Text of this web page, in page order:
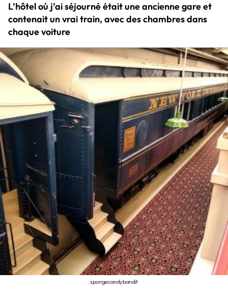
L’hôtel où j’ai séjourné était une ancienne gare et
contenait un vrai train, avec des chambres dans
chaque voiture
spongecandybandit